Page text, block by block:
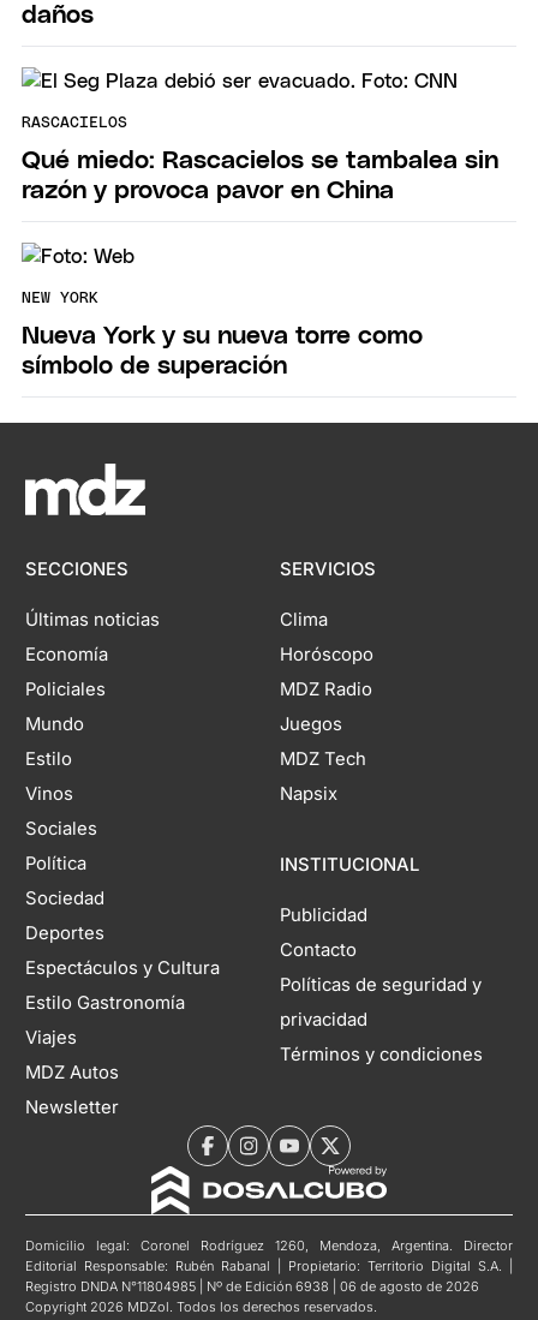
daños
RASCACIELOS
Qué miedo: Rascacielos se tambalea sin
razón y provoca pavor en China
NEW YORK
Nueva York y su nueva torre como
símbolo de superación
SECCIONES
Últimas noticias
Economía
Policiales
Mundo
Estilo
Vinos
Sociales
Política
Sociedad
Deportes
Espectáculos y Cultura
Estilo Gastronomía
Viajes
MDZ Autos
Newsletter
SERVICIOS
Clima
Horóscopo
MDZ Radio
Juegos
MDZ Tech
Napsix
INSTITUCIONAL
Publicidad
Contacto
Políticas de seguridad y
privacidad
Términos y condiciones
Domicilio legal: Coronel Rodríguez 1260, Mendoza, Argentina. Director
Editorial Responsable: Rubén Rabanal | Propietario: Territorio Digital S.A. |
Registro DNDA N°11804985 | Nº de Edición 6938 | 06 de agosto de 2026
Copyright 2026 MDZol. Todos los derechos reservados.